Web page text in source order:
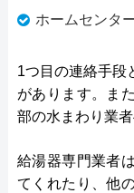
ホームセンタ
1つ目の連絡手段
があります。ま
部の水まわり業
給湯器専門業者
てくれたり、他